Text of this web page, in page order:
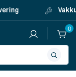
0